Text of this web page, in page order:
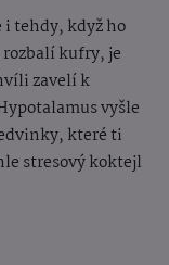
i tehdy, když ho
kufry, je
zavelí k
vyšle
které ti
stresový koktejl